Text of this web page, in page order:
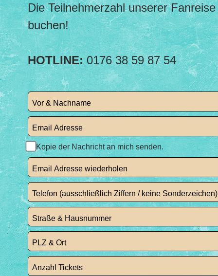
Die Teilnehmerzahl unserer
buchen!
HOTLINE:0176 38 59 87 54
Kopie der Nachricht an mich senden.